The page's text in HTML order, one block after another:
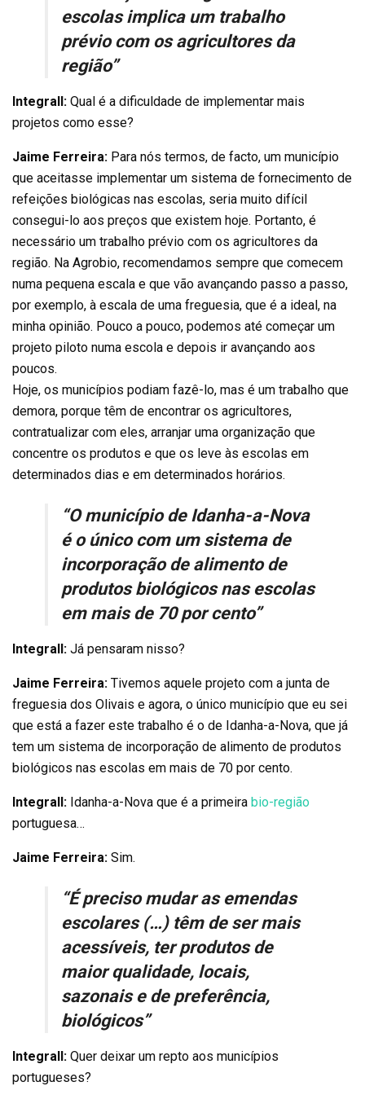
escolas implica um trabalho
prévio com os agricultores da
região”
Integrall: Qual é a dificuldade de implementar mais
projetos como esse?
Jaime Ferreira: Para nós termos, de facto, um município
que aceitasse implementar um sistema de fornecimento de
refeições biológicas nas escolas, seria muito difícil
consegui-lo aos preços que existem hoje. Portanto, é
necessário um trabalho prévio com os agricultores da
região. Na Agrobio, recomendamos sempre que comecem
numa pequena escala e que vão avançando passo a passo,
por exemplo, à escala de uma freguesia, que é a ideal, na
minha opinião. Pouco a pouco, podemos até começar um
projeto piloto numa escola e depois ir avançando aos
poucos.
Hoje, os municípios podiam fazê-lo, mas é um trabalho que
demora, porque têm de encontrar os agricultores,
contratualizar com eles, arranjar uma organização que
concentre os produtos e que os leve às escolas em
determinados dias e em determinados horários.
“O município de Idanha-a-Nova
é o único com um sistema de
incorporação de alimento de
produtos biológicos nas escolas
em mais de 70 por cento”
Integrall: Já pensaram nisso?
Jaime Ferreira: Tivemos aquele projeto com a junta de
freguesia dos Olivais e agora, o único município que eu sei
que está a fazer este trabalho é o de Idanha-a-Nova, que já
tem um sistema de incorporação de alimento de produtos
biológicos nas escolas em mais de 70 por cento.
Integrall: Idanha-a-Nova que é a primeira bio-região
portuguesa…
Jaime Ferreira: Sim.
“É preciso mudar as emendas
escolares (…) têm de ser mais
acessíveis, ter produtos de
maior qualidade, locais,
sazonais e de preferência,
biológicos”
Integrall: Quer deixar um repto aos municípios
portugueses?